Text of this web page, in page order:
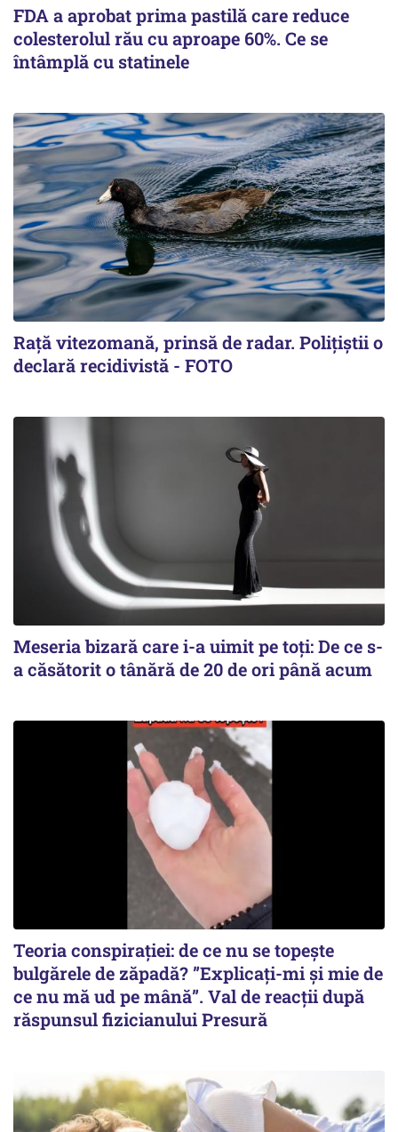
FDA a aprobat prima pastilă care reduce
colesterolul rău cu aproape 60%. Ce se
întâmplă cu statinele
Rață vitezomană, prinsă de radar. Polițiștii o
declară recidivistă - FOTO
Meseria bizară care i-a uimit pe toți: De ce s-
a căsătorit o tânără de 20 de ori până acum
Teoria conspirației: de ce nu se topește
bulgărele de zăpadă? ”Explicați-mi și mie de
ce nu mă ud pe mână”. Val de reacții după
răspunsul fizicianului Presură